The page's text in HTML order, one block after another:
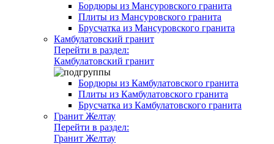
Бордюры из Мансуровского гранита
Плиты из Мансуровского гранита
Брусчатка из Мансуровского гранита
Камбулатовский гранит
Перейти в раздел:
Камбулатовский гранит
Бордюры из Камбулатовского гранита
Плиты из Камбулатовского гранита
Брусчатка из Камбулатовского гранита
Гранит Желтау
Перейти в раздел:
Гранит Желтау